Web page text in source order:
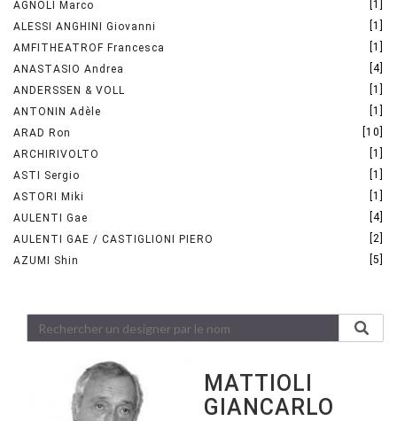
AGNOLI Marco
[1]
ALESSI ANGHINI Giovanni
[1]
AMFITHEATROF Francesca
[1]
ANASTASIO Andrea
[4]
ANDERSSEN & VOLL
[1]
ANTONIN Adèle
[1]
ARAD Ron
[10]
ARCHIRIVOLTO
[1]
ASTI Sergio
[1]
ASTORI Miki
[1]
AULENTI Gae
[4]
AULENTI GAE / CASTIGLIONI PIERO
[2]
AZUMI Shin
[5]
MATTIOLI
GIANCARLO